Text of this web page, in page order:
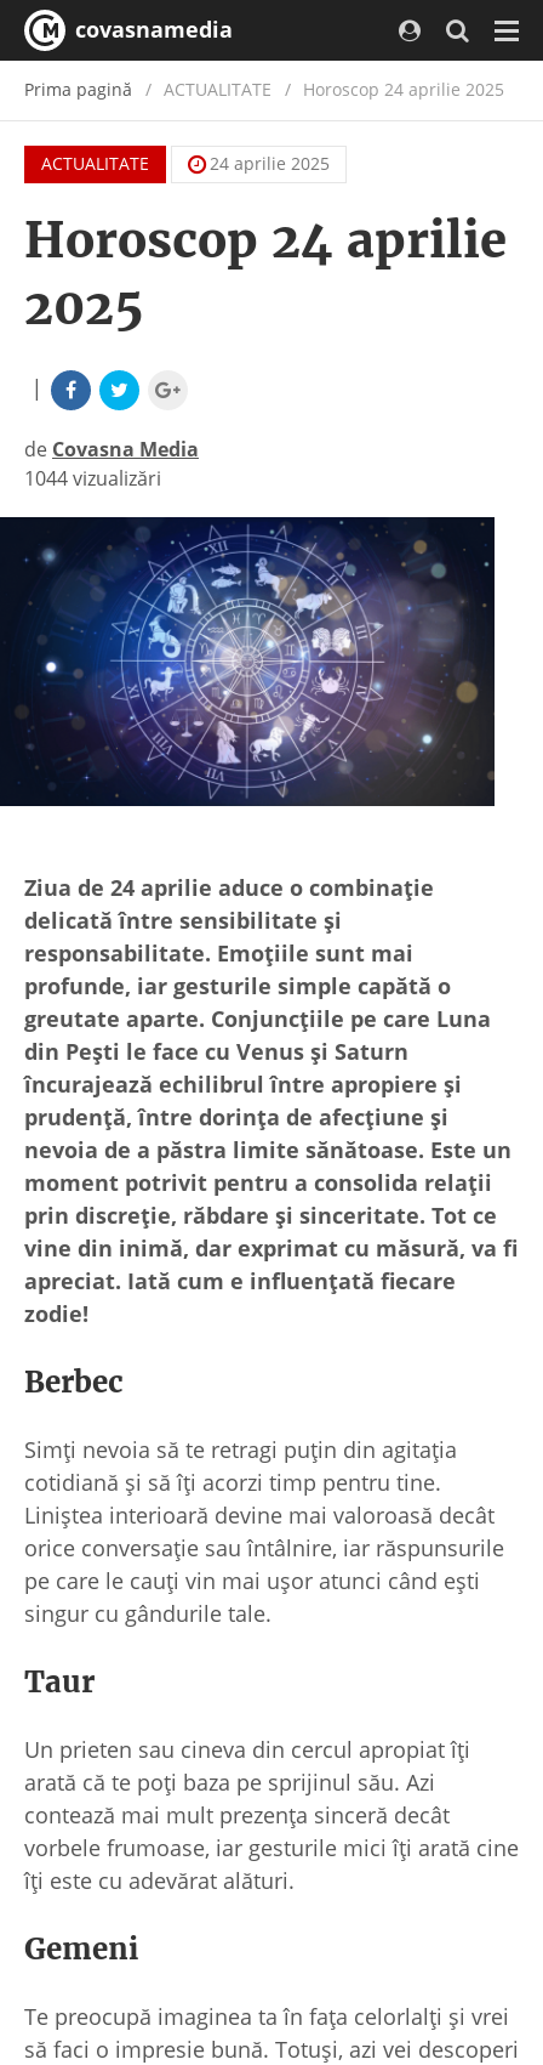
covasnamedia
Prima pagină ACTUALITATE / Horoscop 24 aprilie 2025
ACTUALITATE 24 aprilie 2025
Horoscop 24 aprilie
2025
|
de Covasna Media
|
1044 vizualizări
Ziua de 24 aprilie aduce o combinație
delicată între sensibilitate și
responsabilitate. Emoțiile sunt mai
profunde, iar gesturile simple capătă o
greutate aparte. Conjuncțiile pe care Luna
din Pești le face cu Venus și Saturn
încurajează echilibrul între apropiere și
prudență, între dorința de afecțiune și
nevoia de a păstra limite sănătoase. Este un
moment potrivit pentru a consolida relații
prin discreție, răbdare și sinceritate. Tot ce
vine din inimă, dar exprimat cu măsură, va fi
apreciat. Iată cum e influențată fiecare
zodie!
Berbec
Simți nevoia să te retragi puțin din agitația
cotidiană și să îți acorzi timp pentru tine.
Liniștea interioară devine mai valoroasă decât
orice conversație sau întâlnire, iar răspunsurile
pe care le cauți vin mai ușor atunci când ești
singur cu gândurile tale.
Taur
Un prieten sau cineva din cercul apropiat îți
arată că te poți baza pe sprijinul său. Azi
contează mai mult prezența sinceră decât
vorbele frumoase, iar gesturile mici îți arată cine
îți este cu adevărat alături.
Gemeni
Te preocupă imaginea ta în fața celorlalți și vrei
să faci o impresie bună. Totuși, azi vei descoperi